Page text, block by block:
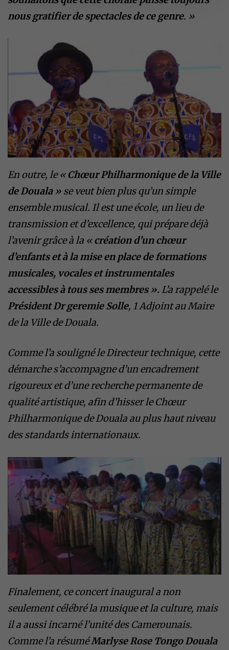
nous gratifier de spectacles de ce genre. »
En outre, le «Chœur Philharmonique de la Ville
de Douala » se veut bien plus qu’un simple
ensemble musical. Il est une école, un lieu de
transmission et d’excellence, qui prépare déjà
l’avenir grâce à la «création d’un chœur
d’enfants et à la mise en place de formations
musicales, vocales et instrumentales
accessibles à tous ses membres ». L’a rappelé le
Président Dr geremie Solle, 1 Adjoint au Maire
de la Ville de Douala.
Comme l’a souligné le Directeur technique, cette
démarche s’accompagne d’un encadrement
rigoureux et d’une recherche permanente de
qualité artistique, afin d’hisser le Chœur
Philharmonique de Douala au plus haut niveau
des standards internationaux.
Finalement, ce concert inaugural a non
seulement célébré la musique et la culture, mais
il a aussi incarné l’unité des Camerounais.
Comme l’a résuméMarlyse Rose Tongo Douala